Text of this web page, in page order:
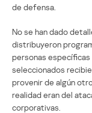
de defensa.
No se han dado
distribuyeron
personas
seleccionados
provenir de algún
realidad eran del
corporativas.